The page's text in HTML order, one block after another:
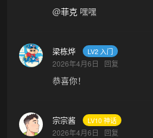
@菲克 嘿嘿
梁栋烨 LV2 入门
2026年4月6日 回复
恭喜你！
宗宗酱 LV10 神话
2026年4月6日 回复